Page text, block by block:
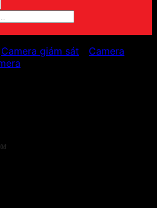
Camera giám sát
Camera